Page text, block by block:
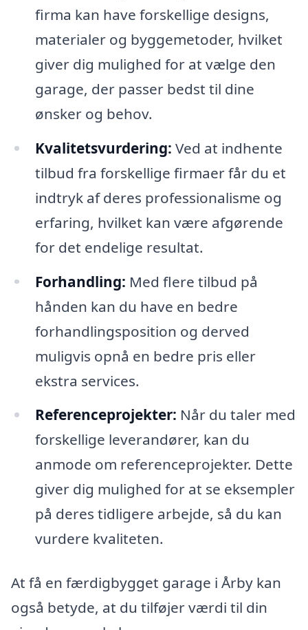
firma kan have forskellige designs,
materialer og byggemetoder, hvilket
giver dig mulighed for at vælge den
garage, der passer bedst til dine
ønsker og behov.
Kvalitetsvurdering: Ved at indhente
tilbud fra forskellige firmaer får du et
indtryk af deres professionalisme og
erfaring, hvilket kan være afgørende
for det endelige resultat.
Forhandling: Med flere tilbud på
hånden kan du have en bedre
forhandlingsposition og derved
muligvis opnå en bedre pris eller
ekstra services.
Referenceprojekter: Når du taler med
forskellige leverandører, kan du
anmode om referenceprojekter. Dette
giver dig mulighed for at se eksempler
på deres tidligere arbejde, så du kan
vurdere kvaliteten.
At få en færdigbygget garage i Årby kan
også betyde, at du tilføjer værdi til din